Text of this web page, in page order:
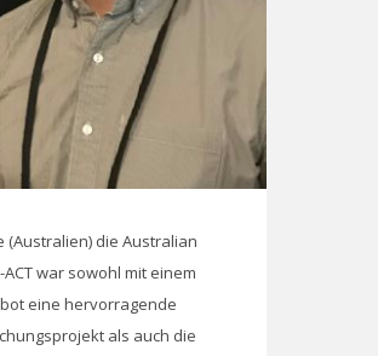
(Australien) die Australian
war sowohl mit einem
eine hervorragende
als auch die